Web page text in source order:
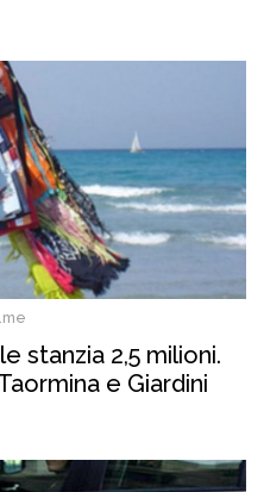
stanzia 2,5 milioni.
e Giardini